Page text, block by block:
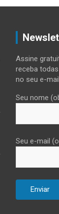
Assine
receba
no seu e-
Seu nome
Seu e-mail